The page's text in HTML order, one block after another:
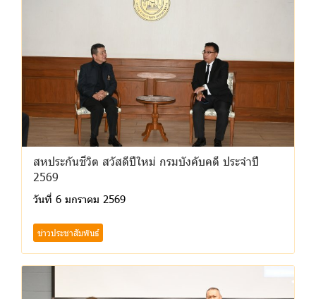
สหประกันชีวิต สวัสดีปีใหม่ กรมบังคับคดี ประจำปี
2569
วันที่ 6 มกราคม 2569
ข่าวประชาสัมพันธ์